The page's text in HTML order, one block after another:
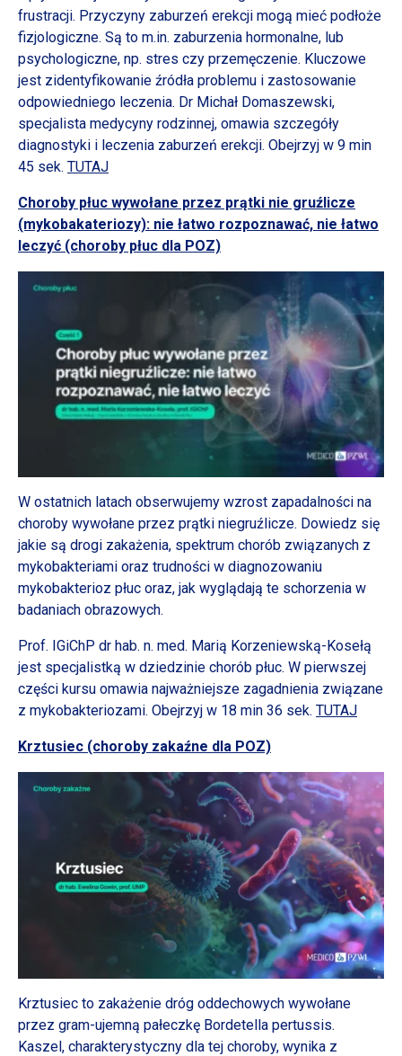
frustracji. Przyczyny zaburzeń erekcji mogą mieć podłoże
fizjologiczne. Są to m.in. zaburzenia hormonalne, lub
psychologiczne, np. stres czy przemęczenie. Kluczowe
jest zidentyfikowanie źródła problemu i zastosowanie
odpowiedniego leczenia. Dr Michał Domaszewski,
specjalista medycyny rodzinnej, omawia szczegóły
diagnostyki i leczenia zaburzeń erekcji. Obejrzyj w 9 min
45 sek. TUTAJ
Choroby płuc wywołane przez prątki nie gruźlicze
(mykobakateriozy): nie łatwo rozpoznawać, nie łatwo
leczyć (choroby płuc dla POZ)
W ostatnich latach obserwujemy wzrost zapadalności na
choroby wywołane przez prątki niegruźlicze. Dowiedz się
jakie są drogi zakażenia, spektrum chorób związanych z
mykobakteriami oraz trudności w diagnozowaniu
mykobakterioz płuc oraz, jak wyglądają te schorzenia w
badaniach obrazowych.
Prof. IGiChP dr hab. n. med. Marią Korzeniewską-Kosełą
jest specjalistką w dziedzinie chorób płuc. W pierwszej
części kursu omawia najważniejsze zagadnienia związane
z mykobakteriozami. Obejrzyj w 18 min 36 sek. TUTAJ
Krztusiec (choroby zakaźne dla POZ)
Krztusiec to zakażenie dróg oddechowych wywołane
przez gram-ujemną pałeczkę Bordetella pertussis.
Kaszel, charakterystyczny dla tej choroby, wynika z